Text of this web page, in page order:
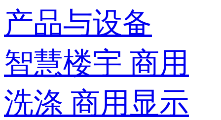
产品与设备
智慧楼宇 商用
洗涤 商用显示